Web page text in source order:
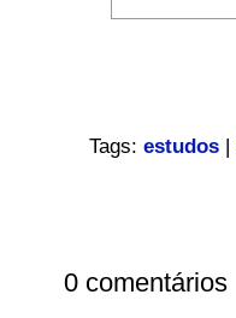
Tags: estudos|
0 comentários